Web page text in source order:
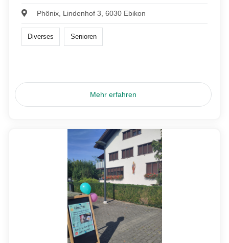
Phönix, Lindenhof 3, 6030 Ebikon
Diverses Senioren
Mehr erfahren